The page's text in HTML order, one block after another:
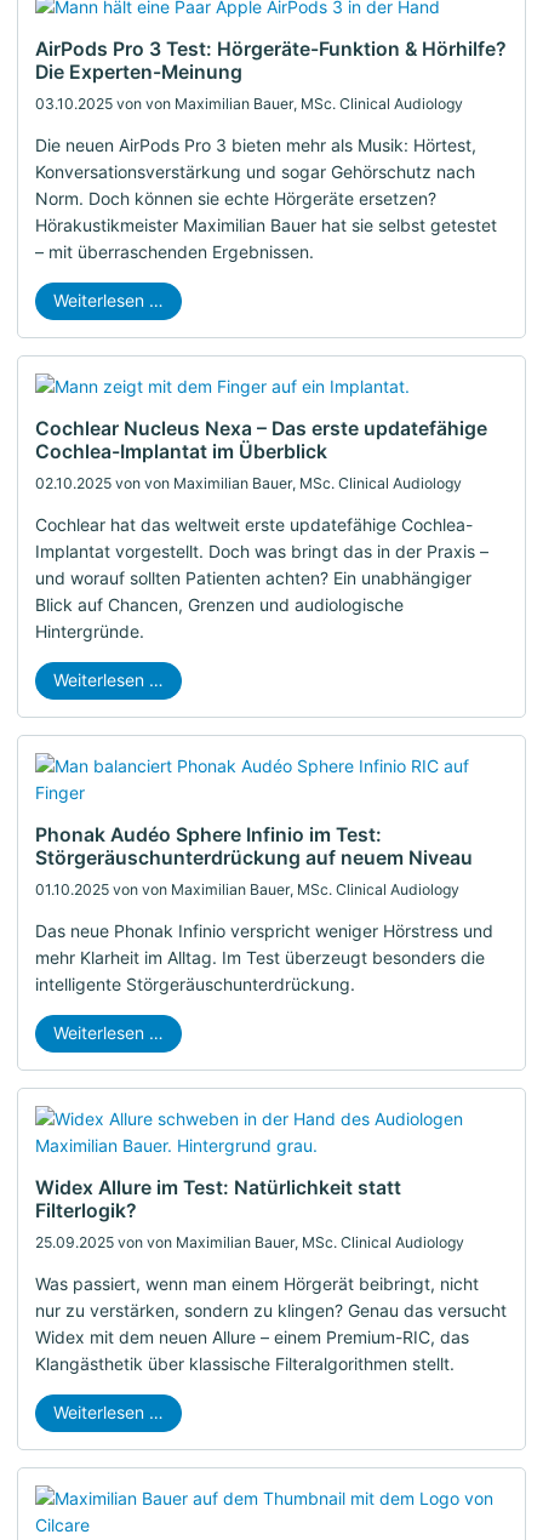
03.10.2025 von von Maximilian Bauer, MSc. Clinical Audiology
AirPods Pro 3 Test: Hörgeräte-Funktion & Hörhilfe?
Die Experten-Meinung
Die neuen AirPods Pro 3 bieten mehr als Musik: Hörtest,
Konversationsverstärkung und sogar Gehörschutz nach
Norm. Doch können sie echte Hörgeräte ersetzen?
Hörakustikmeister Maximilian Bauer hat sie selbst getestet
– mit überraschenden Ergebnissen.
Weiterlesen …
02.10.2025 von von Maximilian Bauer, MSc. Clinical Audiology
Cochlear Nucleus Nexa – Das erste updatefähige
Cochlea-Implantat im Überblick
Cochlear hat das weltweit erste updatefähige Cochlea-
Implantat vorgestellt. Doch was bringt das in der Praxis –
und worauf sollten Patienten achten? Ein unabhängiger
Blick auf Chancen, Grenzen und audiologische
Hintergründe.
Weiterlesen …
01.10.2025 von von Maximilian Bauer, MSc. Clinical Audiology
Phonak Audéo Sphere Infinio im Test:
Störgeräuschunterdrückung auf neuem Niveau
Das neue Phonak Infinio verspricht weniger Hörstress und
mehr Klarheit im Alltag. Im Test überzeugt besonders die
intelligente Störgeräuschunterdrückung.
Weiterlesen …
25.09.2025 von von Maximilian Bauer, MSc. Clinical Audiology
Widex Allure im Test: Natürlichkeit statt
Filterlogik?
Was passiert, wenn man einem Hörgerät beibringt, nicht
nur zu verstärken, sondern zu klingen? Genau das versucht
Widex mit dem neuen Allure – einem Premium-RIC, das
Klangästhetik über klassische Filteralgorithmen stellt.
Weiterlesen …